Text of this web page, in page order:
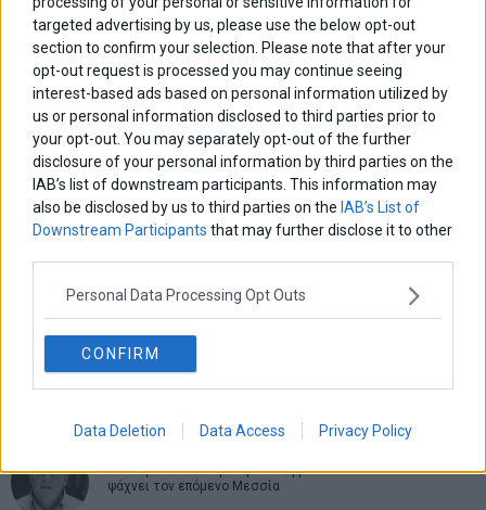
targeted advertising by us, please use the below opt-out
section to confirm your selection. Please note that after your
opt-out request is processed you may continue seeing
interest-based ads based on personal information utilized by
us or personal information disclosed to third parties prior to
your opt-out. You may separately opt-out of the further
disclosure of your personal information by third parties on the
IAB’s list of downstream participants. This information may
also be disclosed by us to third parties on the IAB’s List of
Downstream Participants that may further disclose it to other
Personal Data Processing Opt Outs
CONFIRM
Data Deletion Data Access Privacy Policy
ΑΡΘΡΟΓΡΑΦΟΙ
Ελευθερία Κούρταλη
Οι «τιμωροί» των ομολόγων επέστρεψαν
Σταματίνα Σταματάκου
Η βία κατά των ζώων δεν αντέχει βολικές ερμηνείες
Από την αποθέωση στην καταγγελία: Η Ελλάδα πάντα
ψάχνει τον επόμενο Μεσσία